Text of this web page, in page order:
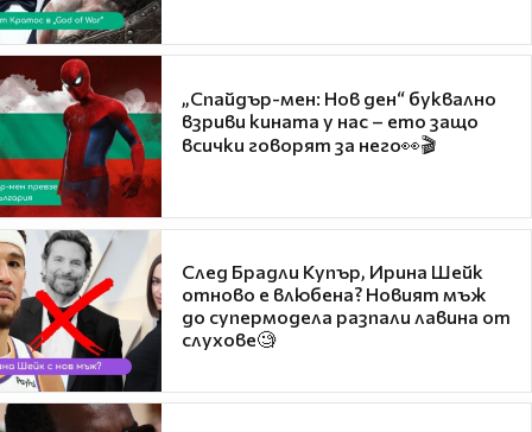
„Спайдър-мен: Нов ден“ буквално
взриви кината у нас – ето защо
всички говорят за него👀🎬
След Брадли Купър, Ирина Шейк
отново е влюбена? Новият мъж
до супермодела разпали лавина от
слухове🧐